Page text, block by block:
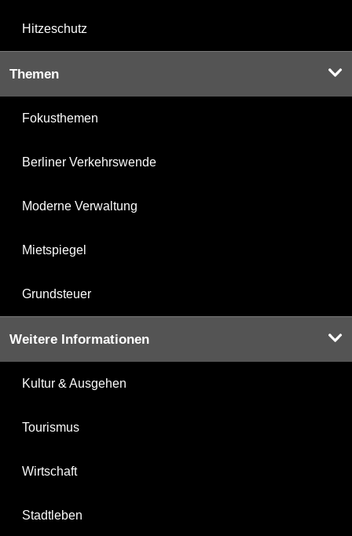
Hitzeschutz
Themen
Fokusthemen
Berliner Verkehrswende
Moderne Verwaltung
Mietspiegel
Grundsteuer
Weitere Informationen
Kultur & Ausgehen
Tourismus
Wirtschaft
Stadtleben